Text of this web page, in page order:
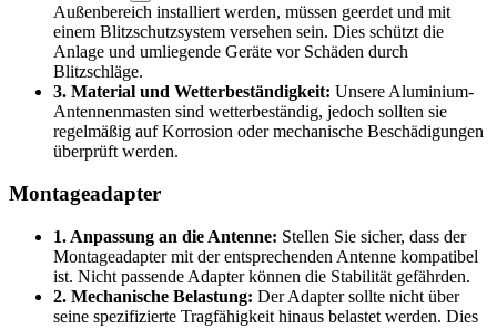
Außenbereich installiert werden, müssen geerdet und mit
einem Blitzschutzsystem versehen sein. Dies schützt die
Anlage und umliegende Geräte vor Schäden durch
Blitzschläge.
3. Material und Wetterbeständigkeit: Unsere Aluminium-
Antennenmasten sind wetterbeständig, jedoch sollten sie
regelmäßig auf Korrosion oder mechanische Beschädigungen
überprüft werden.
Montageadapter
1. Anpassung an die Antenne: Stellen Sie sicher, dass der
Montageadapter mit der entsprechenden Antenne kompatibel
ist. Nicht passende Adapter können die Stabilität gefährden.
2. Mechanische Belastung: Der Adapter sollte nicht über
seine spezifizierte Tragfähigkeit hinaus belastet werden. Dies